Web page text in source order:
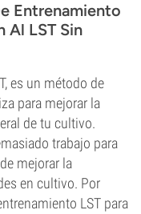
Entrenamiento
Al LST Sin
es un método de
para mejorar la
de tu cultivo.
trabajo para
mejorar la
en cultivo. Por
LST para